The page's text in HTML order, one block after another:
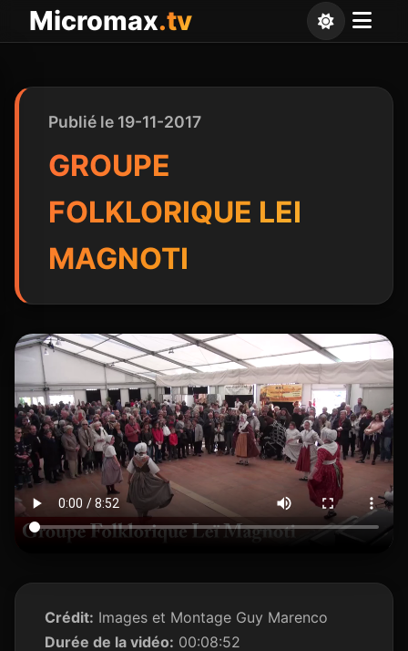
Micromax.tv
Publié le 19-11-2017
GROUPE
FOLKLORIQUE LEI
MAGNOTI
Crédit: Images et Montage Guy Marenco
Durée de la vidéo: 00:08:52
Panneau de gestion des cookies